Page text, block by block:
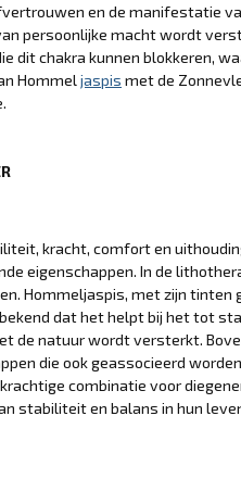
en de manifestatie
persoonlijke macht wordt
chakra kunnen blokkeren,
Hommeljaspis met de
kracht, comfort en
eigenschappen. In de
Hommeljaspis, met zijn tinten
dat het helpt bij het tot
de natuur wordt versterkt.
die ook geassocieerd
combinatie voor
stabiliteit en balans in hun